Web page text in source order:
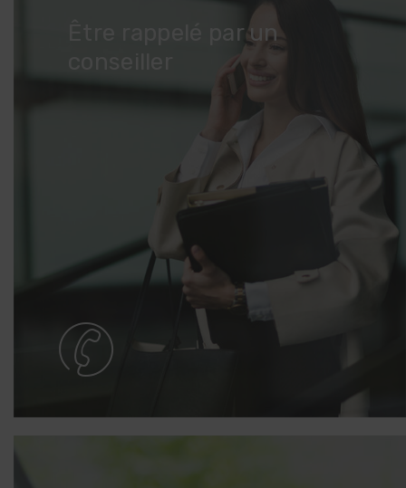
Être rappelé par un